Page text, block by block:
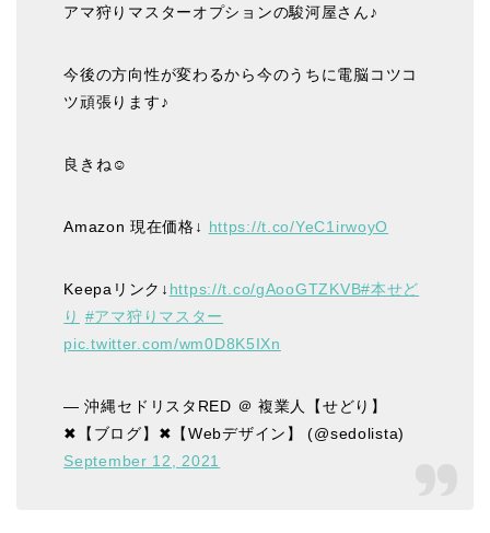
アマ狩りマスターオプションの駿河屋さん♪
今後の方向性が変わるから今のうちに電脳コツコ
ツ頑張ります♪
良きね☺️
Amazon 現在価格↓ https://t.co/YeC1irwoyO
Keepaリンク↓ https://t.co/gAooGTZKVB#本せど
り #アマ狩りマスター
pic.twitter.com/wm0D8K5IXn
— 沖縄セドリスタRED ＠ 複業人【せどり】
✖【ブログ】✖【Webデザイン】 (@sedolista)
September 12, 2021